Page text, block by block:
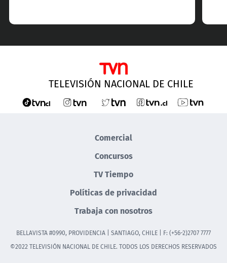
TELEVISIÓN NACIONAL DE CHILE
Comercial
Concursos
TV Tiempo
Políticas de privacidad
Trabaja con nosotros
BELLAVISTA #0990, PROVIDENCIA | SANTIAGO, CHILE | F: (+56-2)2707 7777
©2022 TELEVISIÓN NACIONAL DE CHILE. TODOS LOS DERECHOS RESERVADOS